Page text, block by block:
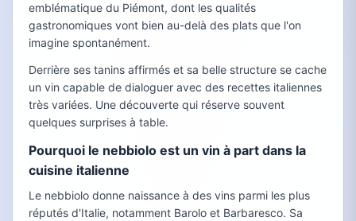
emblématique du Piémont, dont les qualités
gastronomiques vont bien au-delà des plats que l'on
imagine spontanément.
Derrière ses tanins affirmés et sa belle structure se cache
un vin capable de dialoguer avec des recettes italiennes
très variées. Une découverte qui réserve souvent
quelques surprises à table.
Pourquoi le nebbiolo est un vin à part dans la
cuisine italienne
Le nebbiolo donne naissance à des vins parmi les plus
réputés d'Italie, notamment Barolo et Barbaresco. Sa